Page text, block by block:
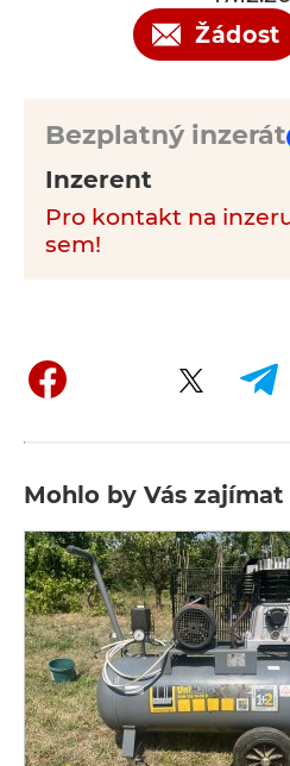
Žádost
Bezplatný inzerát
Inzerent
Pro kontakt na
sem!
Mohlo by Vás zajímat